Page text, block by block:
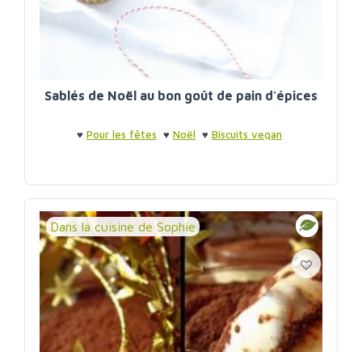
Sablés de Noël au bon goût de pain d'épices
♥ Pour les fêtes ♥ Noël ♥ Biscuits vegan
Dans la cuisine de Sophie